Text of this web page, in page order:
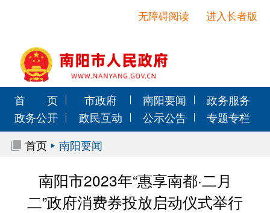
进入长者版
无障碍阅读
首 页 市政府 南阳要闻
政务服务
政务公开
政民互动 公示公告
专题专栏
首页
南阳要闻
南阳市2023年“惠享南都·二月
二”政府消费券投放启动仪式举行